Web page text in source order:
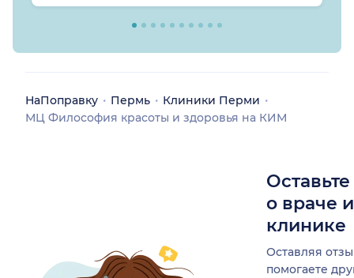
НаПоправку Пермь
Клиники Перми
МЦ Философия красоты и здоровья на КИМ
о враче
клинике
Оставляя
помогаете